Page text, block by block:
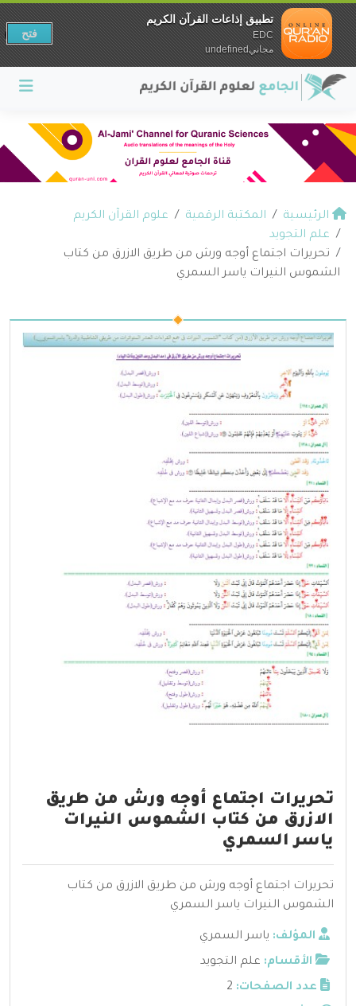
الرئيسية المكتبة الرقمية
علوم القرآن الكريم
علم التجويد
تحريرات اجتماع أوجه ورش من طريق الازرق من كتاب
الشموس النيرات ياسر السمري
تحريرات اجتماع أوجه ورش من طريق
الازرق من كتاب الشموس النيرات
ياسر السمري
تحريرات اجتماع أوجه ورش من طريق الازرق من كتاب
الشموس النيرات ياسر السمري
المؤلف: ياسر السمري
الأقسام: علم التجويد
عدد الصفحات: 2
تطبيق إذاعات القرآن الكريم
EDC
مجانيundefined
فتح